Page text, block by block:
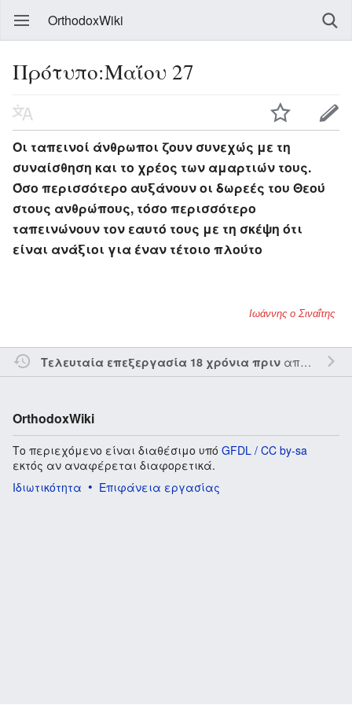
OrthodoxWiki
Πρότυπο:Μαΐου 27
Οι ταπεινοί άνθρωποι ζουν συνεχώς με τη
συναίσθηση και το χρέος των αμαρτιών τους.
Όσο περισσότερο αυξάνουν οι δωρεές του Θεού
στους ανθρώπους, τόσο περισσότερο
ταπεινώνουν τον εαυτό τους με τη σκέψη ότι
είναι ανάξιοι για έναν τέτοιο πλούτο
Ιωάννης ο Σιναΐτης
Τελευταία επεξεργασία 18 χρόνια πριναπό τον την
OrthodoxWiki
Το περιεχόμενο είναι διαθέσιμο υπό GFDL / CC by-sa
εκτός αν αναφέρεται διαφορετικά.
Ιδιωτικότητα
Επιφάνεια εργασίας